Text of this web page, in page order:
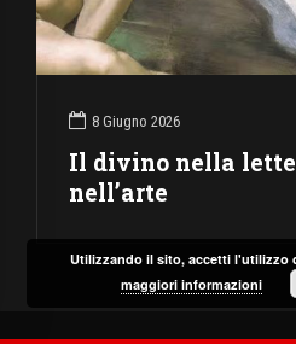
8 Giugno 2026
Il divino nella
nell’arte
Utilizzando il sito, accetti l'utilizzo
maggiori informazioni